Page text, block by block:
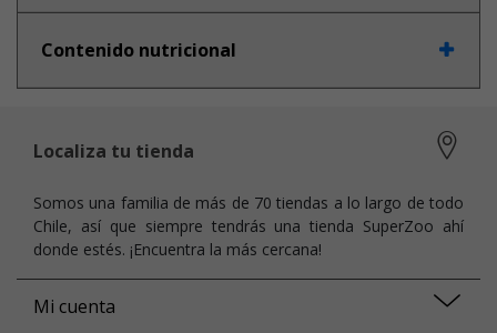
Contenido nutricional
Localiza tu tienda
Somos una familia de más de 70 tiendas a lo largo de todo
Chile, así que siempre tendrás una tienda SuperZoo ahí
donde estés. ¡Encuentra la más cercana!
Mi cuenta